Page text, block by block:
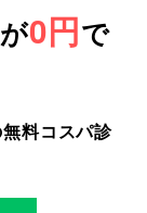
が0円で
料コスパ診